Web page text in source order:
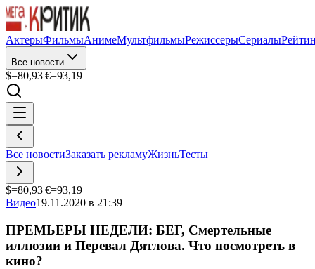
АктерыФильмыАнимеМультфильмыРежиссерыСериалы
Все новости
$=80,93|€=93,19
Все новостиЗаказать рекламуЖизньТесты
$=80,93|€=93,19
Видео19.11.2020 в 21:39
ПРЕМЬЕРЫ НЕДЕЛИ: БЕГ, Смертельные
иллюзии и Перевал Дятлова. Что посмотреть в
кино?